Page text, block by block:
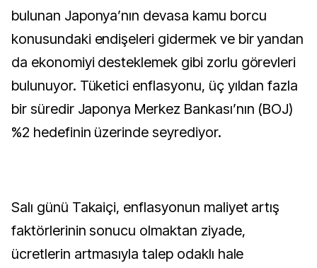
bulunan Japonya’nın devasa kamu borcu
konusundaki endişeleri gidermek ve bir yandan
da ekonomiyi desteklemek gibi zorlu görevleri
bulunuyor. Tüketici enflasyonu, üç yıldan fazla
bir süredir Japonya Merkez Bankası’nın (BOJ)
%2 hedefinin üzerinde seyrediyor.
Salı günü Takaiçi, enflasyonun maliyet artış
faktörlerinin sonucu olmaktan ziyade,
ücretlerin artmasıyla talep odaklı hale